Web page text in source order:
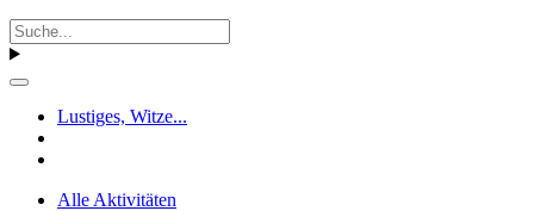
Lustiges, Witze...
Alle Aktivitäten